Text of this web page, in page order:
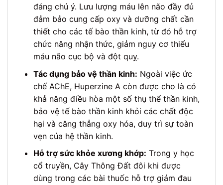
đáng chú ý. Lưu lượng máu lên não đầy đủ
đảm bảo cung cấp oxy và dưỡng chất cần
thiết cho các tế bào thần kinh, từ đó hỗ trợ
chức năng nhận thức, giảm nguy cơ thiếu
máu não cục bộ và đột quỵ.
Tác dụng bảo vệ thần kinh: Ngoài việc ức
chế AChE, Huperzine A còn được cho là có
khả năng điều hòa một số thụ thể thần kinh,
bảo vệ tế bào thần kinh khỏi các chất độc
hại và căng thẳng oxy hóa, duy trì sự toàn
vẹn của hệ thần kinh.
Hỗ trợ sức khỏe xương khớp: Trong y học
cổ truyền, Cây Thông Đất đôi khi được
dùng trong các bài thuốc hỗ trợ giảm đau